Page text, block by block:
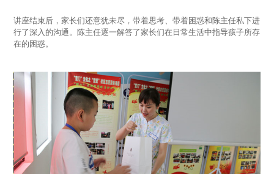
讲座结束后，家长们还意犹未尽，带着思考、带着困惑和陈主任私下进
行了深入的沟通。陈主任逐一解答了家长们在日常生活中指导孩子所存
在的困惑。